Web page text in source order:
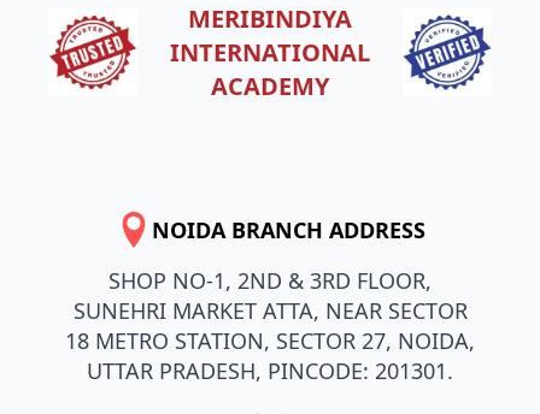
MERIBINDIYA
INTERNATIONAL
ACADEMY
NOIDA BRANCH ADDRESS
SHOP NO-1, 2ND & 3RD FLOOR,
SUNEHRI MARKET ATTA, NEAR SECTOR
18 METRO STATION, SECTOR 27, NOIDA,
UTTAR PRADESH, PINCODE: 201301.